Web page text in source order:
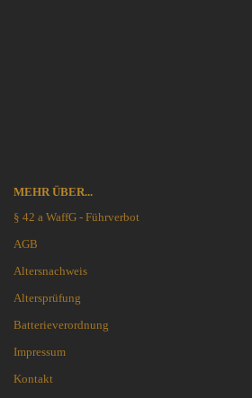
MEHR ÜBER...
§ 42 a WaffG - Führverbot
AGB
Altersnachweis
Altersprüfung
Batterieverordnung
Impressum
Kontakt